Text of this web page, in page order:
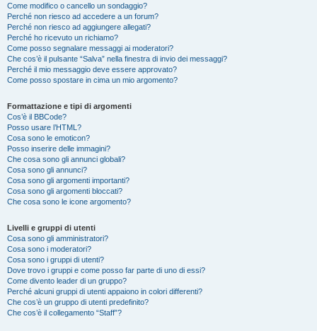
Come modifico o cancello un sondaggio?
Perché non riesco ad accedere a un forum?
Perché non riesco ad aggiungere allegati?
Perché ho ricevuto un richiamo?
Come posso segnalare messaggi ai moderatori?
Che cos’è il pulsante “Salva” nella finestra di invio dei messaggi?
Perché il mio messaggio deve essere approvato?
Come posso spostare in cima un mio argomento?
Formattazione e tipi di argomenti
Cos’è il BBCode?
Posso usare l’HTML?
Cosa sono le emoticon?
Posso inserire delle immagini?
Che cosa sono gli annunci globali?
Cosa sono gli annunci?
Cosa sono gli argomenti importanti?
Cosa sono gli argomenti bloccati?
Che cosa sono le icone argomento?
Livelli e gruppi di utenti
Cosa sono gli amministratori?
Cosa sono i moderatori?
Cosa sono i gruppi di utenti?
Dove trovo i gruppi e come posso far parte di uno di essi?
Come divento leader di un gruppo?
Perché alcuni gruppi di utenti appaiono in colori differenti?
Che cos’è un gruppo di utenti predefinito?
Che cos’è il collegamento “Staff”?